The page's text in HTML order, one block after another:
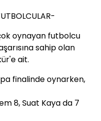
oynayan futbolcu
sahip olan
ait.
finalinde oynarken,
8, Suat Kaya da 7